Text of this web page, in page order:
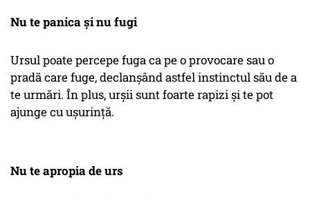
Nu te panica și nu fugi
Ursul poate percepe fuga ca pe o provocare sau o
pradă care fuge, declanșând astfel instinctul său de a
te urmări. În plus, urșii sunt foarte rapizi și te pot
ajunge cu ușurință.
Nu te apropia de urs